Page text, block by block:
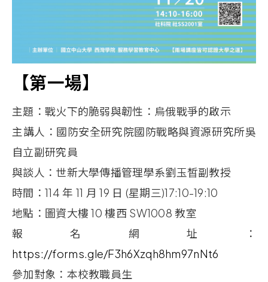
【第一場】
主題：戰火下的脆弱與韌性：烏俄戰爭的啟示
主講人：國防安全研究院國防戰略與資源研究所吳
自立副研究員
與談人：世新大學傳播管理學系劉玉皙副教授
時間：114 年 11 月 19 日 (星期三)17:10-19:10
地點：圖資大樓10 樓西 SW1008 教室
報名網址：
https://forms.gle/F3h6Xzqh8hm97nNt6
參加對象：本校教職員生